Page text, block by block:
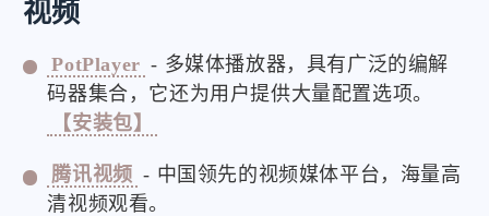
视频
PotPlayer - 多媒体播放器，具有广泛的编解
码器集合，它还为用户提供大量配置选项。
【安装包】
腾讯视频 - 中国领先的视频媒体平台，海量高
清视频观看。